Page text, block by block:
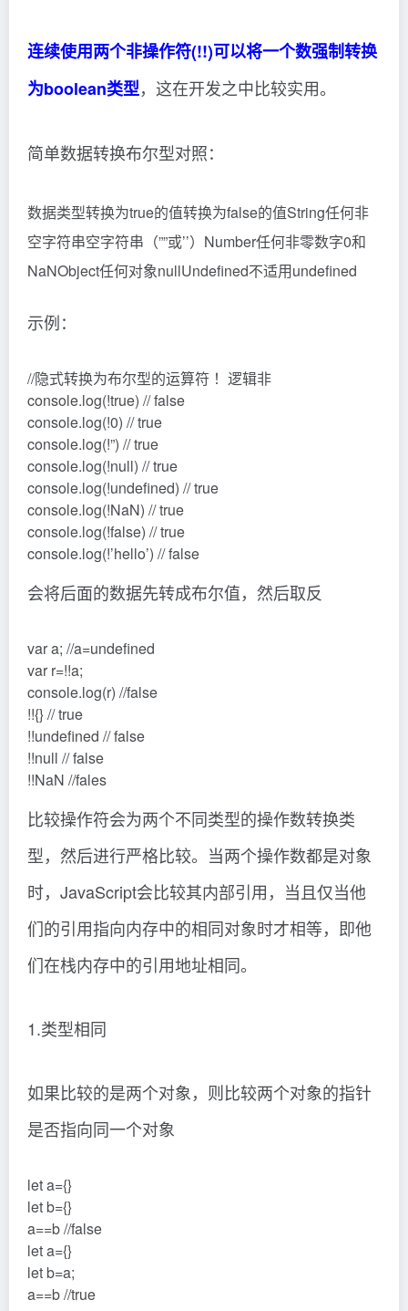
连续使用两个非操作符(!!)可以将一个数强制转换
为boolean类型，这在开发之中比较实用。
简单数据转换布尔型对照：
数据类型转换为true的值转换为false的值String任何非
空字符串空字符串（””或’’）Number任何非零数字0和
NaNObject任何对象nullUndefined不适用undefined
示例：
//隐式转换为布尔型的运算符 ！逻辑非
console.log(!true) // false
console.log(!0) // true
console.log(!”) // true
console.log(!null) // true
console.log(!undefined) // true
console.log(!NaN) // true
console.log(!false) // true
console.log(!’hello’) // false
会将后面的数据先转成布尔值，然后取反
var a; //a=undefined
var r=!!a;
console.log(r) //false
!!{} // true
!!undefined // false
!!null // false
!!NaN //fales
比较操作符会为两个不同类型的操作数转换类
型，然后进行严格比较。当两个操作数都是对象
时，JavaScript会比较其内部引用，当且仅当他
们的引用指向内存中的相同对象时才相等，即他
们在栈内存中的引用地址相同。
1.类型相同
如果比较的是两个对象，则比较两个对象的指针
是否指向同一个对象
let a={}
let b={}
a==b //false
let a={}
let b=a;
a==b //true